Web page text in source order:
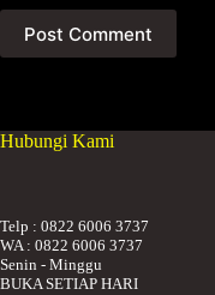
Post Comment
Hubungi Kami
Telp : 0822 6006 3737
WA : 0822 6006 3737
Senin - Minggu
BUKA SETIAP HARI